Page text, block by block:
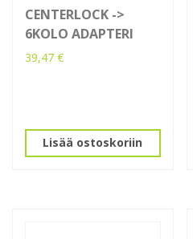
CENTERLOCK ->
6KOLO ADAPTERI
39,47 €
Lisää ostoskoriin